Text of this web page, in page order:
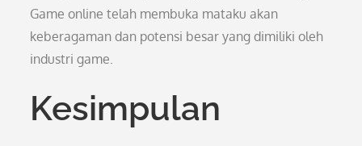
Game online telah membuka mataku akan
keberagaman dan potensi besar yang dimiliki oleh
industri game.
Kesimpulan